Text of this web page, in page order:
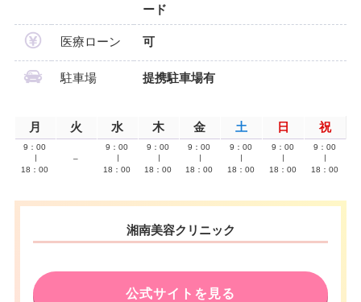
ード
医療ローン 可
駐車場 提携駐車場有
月 火 水 木 金 土 日 祝
9：00
18：00
–
9：00
18：00
9：00
18：00
9：00
18：00
9：00
18：00
9：00
18：00
9：00
18：00
湘南美容クリニック
公式サイトを見る